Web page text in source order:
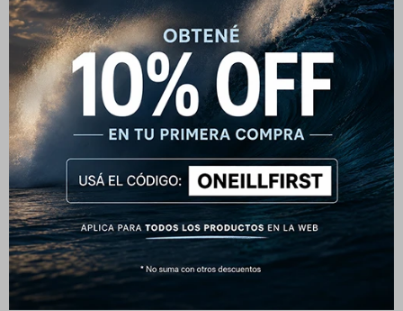
Cremallera en el pecho
Zonas de remo sin costuras
4/3 mm
CREMALLERA DEL PECHO
un panel de cremallera flotante libre y una barrera anti-
descarga con orificios de drenaje para mantenerte seco y
sintiéndote suelto.
NEOPRENO ULTRAFLEX DS